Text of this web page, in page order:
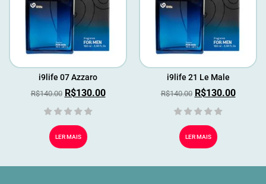
i9life 07 Azzaro
R$140.00 R$130.00
LER MAIS
i9life 21 Le Male
R$140.00 R$130.00
LER MAIS